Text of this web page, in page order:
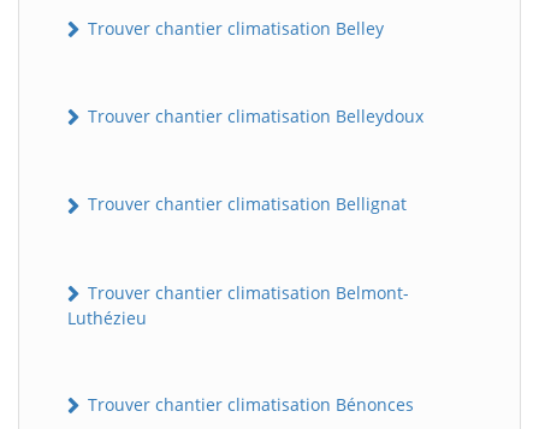
Trouver chantier climatisation Belley
Trouver chantier climatisation Belleydoux
Trouver chantier climatisation Bellignat
Trouver chantier climatisation Belmont-
Luthézieu
Trouver chantier climatisation Bénonces